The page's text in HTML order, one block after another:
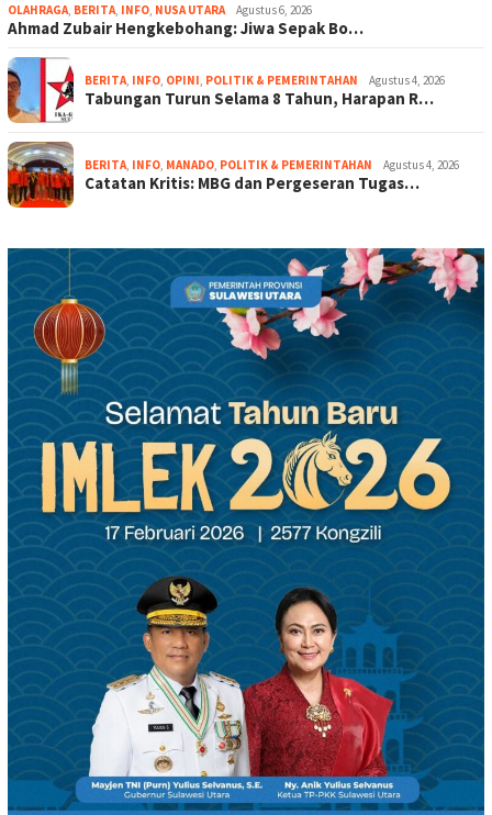
OLAHRAGA, BERITA, INFO, NUSA UTARA Agustus 6, 2026
Ahmad Zubair Hengkebohang: Jiwa Sepak Bo…
BERITA, INFO, OPINI, POLITIK & PEMERINTAHAN Agustus 4, 2026
Tabungan Turun Selama 8 Tahun, Harapan R…
BERITA, INFO, MANADO, POLITIK & PEMERINTAHAN Agustus 4, 2026
Catatan Kritis: MBG dan Pergeseran Tugas…